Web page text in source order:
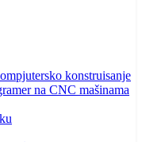
konstruisanje
na CNC mašinama